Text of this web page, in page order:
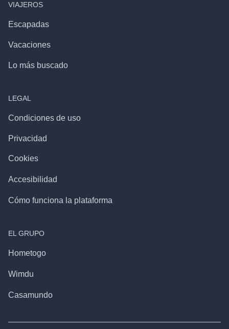
VIAJEROS
Escapadas
Vacaciones
Lo más buscado
LEGAL
Condiciones de uso
Privacidad
Cookies
Accesibilidad
Cómo funciona la plataforma
EL GRUPO
Hometogo
Wimdu
Casamundo